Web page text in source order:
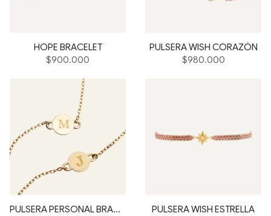
HOPE BRACELET
Precio
$900.000
PULSERA WISH CORAZÓN
Precio
$980.000
PULSERA PERSONAL BRACELET
PULSERA WISH ESTRELLA